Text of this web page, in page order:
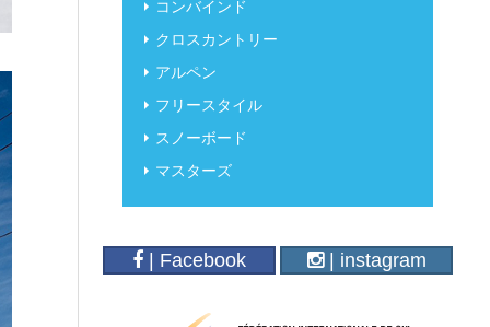
コンバインド
クロスカントリー
アルペン
フリースタイル
スノーボード
マスターズ
| Facebook | instagram